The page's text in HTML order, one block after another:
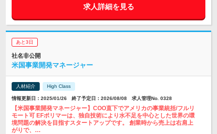
求人詳細を見る
あと3日
社名非公開
米国事業開発マネージャー
人材紹介 High Class
情報更新日：2025/01/26 終了予定日：2026/08/08 求人管理No. 0328
【米国事業開発マネージャー】COO直下でアメリカの事業統括/フルリ
モート可 EFポリマーは、独自技術により水不足を中心とした世界の環
境問題の解決を目指すスタートアップです。 創業時から売上は右肩上
がりで、…